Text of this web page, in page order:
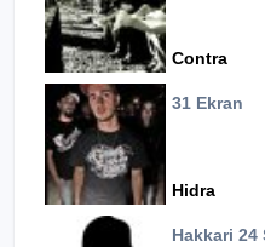
Contra
31 Ekran
Hidra
Hakkari 24